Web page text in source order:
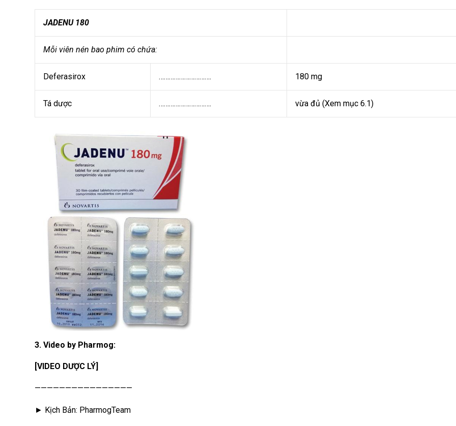
JADENU 180
Mỗi viên nén bao phim có chứa:
Deferasirox …………………………. 180 mg
Tá dược …………………………. vừa đủ (Xem mục 6.1)
3. Video by Pharmog:
[VIDEO DƯỢC LÝ]
————————————————
► Kịch Bản: PharmogTeam